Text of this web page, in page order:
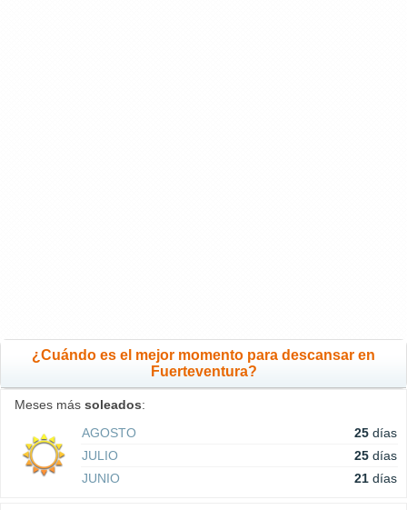
¿Cuándo es el mejor momento para descansar en
Fuerteventura?
Meses más soleados:
AGOSTO
25 días
JULIO
25 días
JUNIO
21 días